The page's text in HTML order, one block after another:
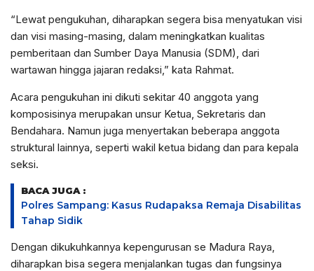
“Lewat pengukuhan, diharapkan segera bisa menyatukan visi
dan visi masing-masing, dalam meningkatkan kualitas
pemberitaan dan Sumber Daya Manusia (SDM), dari
wartawan hingga jajaran redaksi,” kata Rahmat.
Acara pengukuhan ini dikuti sekitar 40 anggota yang
komposisinya merupakan unsur Ketua, Sekretaris dan
Bendahara. Namun juga menyertakan beberapa anggota
struktural lainnya, seperti wakil ketua bidang dan para kepala
seksi.
BACA JUGA :
Polres Sampang: Kasus Rudapaksa Remaja Disabilitas
Tahap Sidik
Dengan dikukuhkannya kepengurusan se Madura Raya,
diharapkan bisa segera menjalankan tugas dan fungsinya